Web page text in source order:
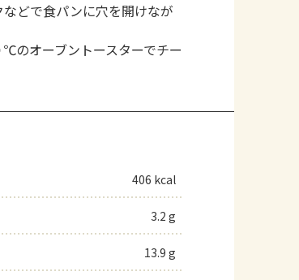
どで食パンに穴を開けなが
℃のオーブントースターでチー
406 kcal
3.2 g
13.9 g